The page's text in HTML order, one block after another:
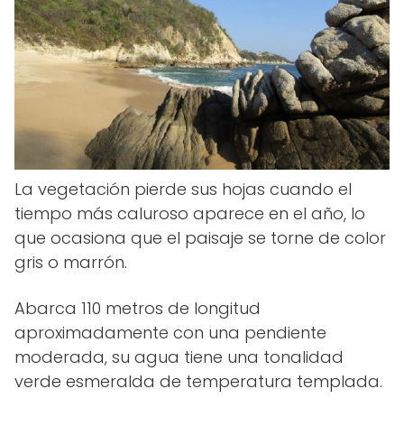
La vegetación pierde sus hojas cuando el
tiempo más caluroso aparece en el año, lo
que ocasiona que el paisaje se torne de color
gris o marrón.
Abarca 110 metros de longitud
aproximadamente con una pendiente
moderada, su agua tiene una tonalidad
verde esmeralda de temperatura templada.